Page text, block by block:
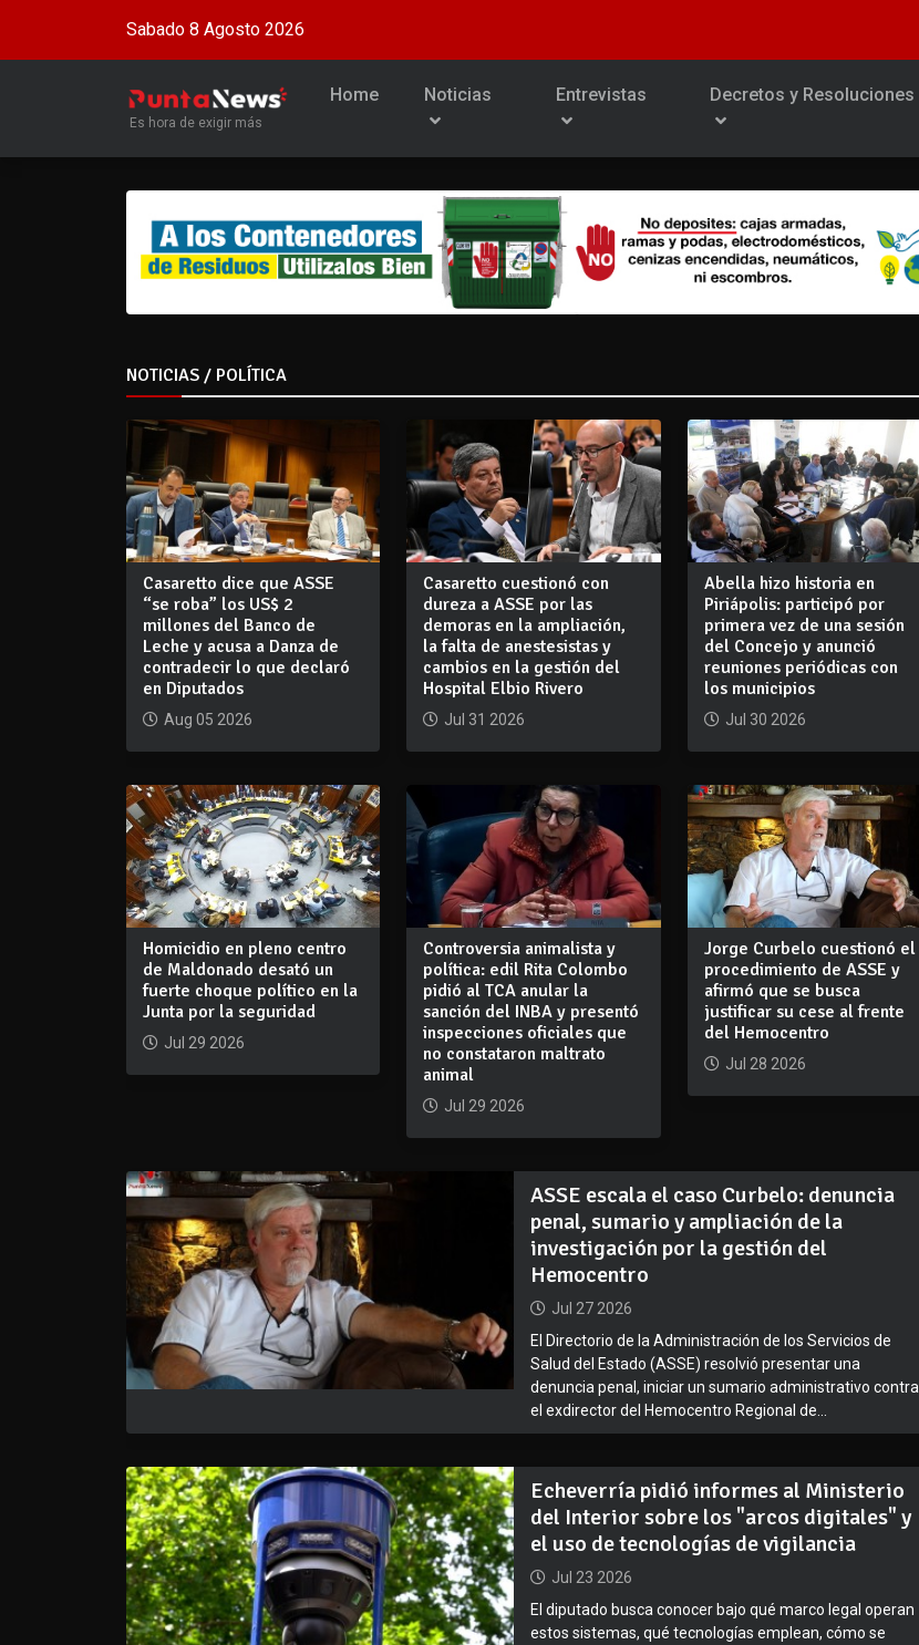
Sabado 8 Agosto 2026
Es hora de exigir más
Home Noticias Entrevistas Decretos y Resoluciones
NOTICIAS / POLÍTICA
Casaretto dice que ASSE
“se roba” los US$ 2
millones del Banco de
Leche y acusa a Danza de
contradecir lo que declaró
en Diputados
Aug 05 2026
Casaretto cuestionó con
dureza a ASSE por las
demoras en la ampliación,
la falta de anestesistas y
cambios en la gestión del
Hospital Elbio Rivero
Jul 31 2026
Abella hizo historia en
Piriápolis: participó por
primera vez de una sesión
del Concejo y anunció
reuniones periódicas con
los municipios
Jul 30 2026
Homicidio en pleno centro
de Maldonado desató un
fuerte choque político en la
Junta por la seguridad
Jul 29 2026
Controversia animalista y
política: edil Rita Colombo
pidió al TCA anular la
sanción del INBA y presentó
inspecciones oficiales que
no constataron maltrato
animal
Jul 29 2026
Jorge Curbelo cuestionó el
procedimiento de ASSE y
afirmó que se busca
justificar su cese al frente
del Hemocentro
Jul 28 2026
ASSE escala el caso Curbelo: denuncia
penal, sumario y ampliación de la
investigación por la gestión del
Hemocentro
Jul 27 2026
El Directorio de la Administración de los Servicios de
Salud del Estado (ASSE) resolvió presentar una
denuncia penal, iniciar un sumario administrativo contra
el exdirector del Hemocentro Regional de...
Echeverría pidió informes al Ministerio
del Interior sobre los "arcos digitales" y
el uso de tecnologías de vigilancia
Jul 23 2026
El diputado busca conocer bajo qué marco legal operan
estos sistemas, qué tecnologías emplean, cómo se